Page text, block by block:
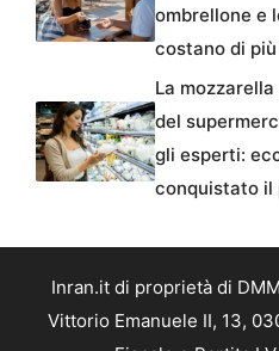
ombrellone e
costano di
La
del
gli esperti:
conquistato il
Inran.it di proprietà di
Vittorio Emanuele II, 13,